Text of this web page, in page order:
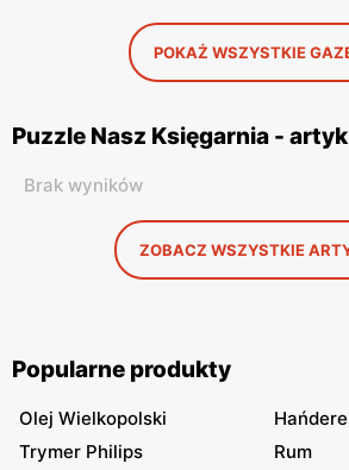
POKAŻ WSZYSTKIE
Puzzle Nasz Księgarnia -
Brak wyników
ZOBACZ WSZYSTKIE
Popularne produkty
Olej Wielkopolski
Trymer Philips
Rum